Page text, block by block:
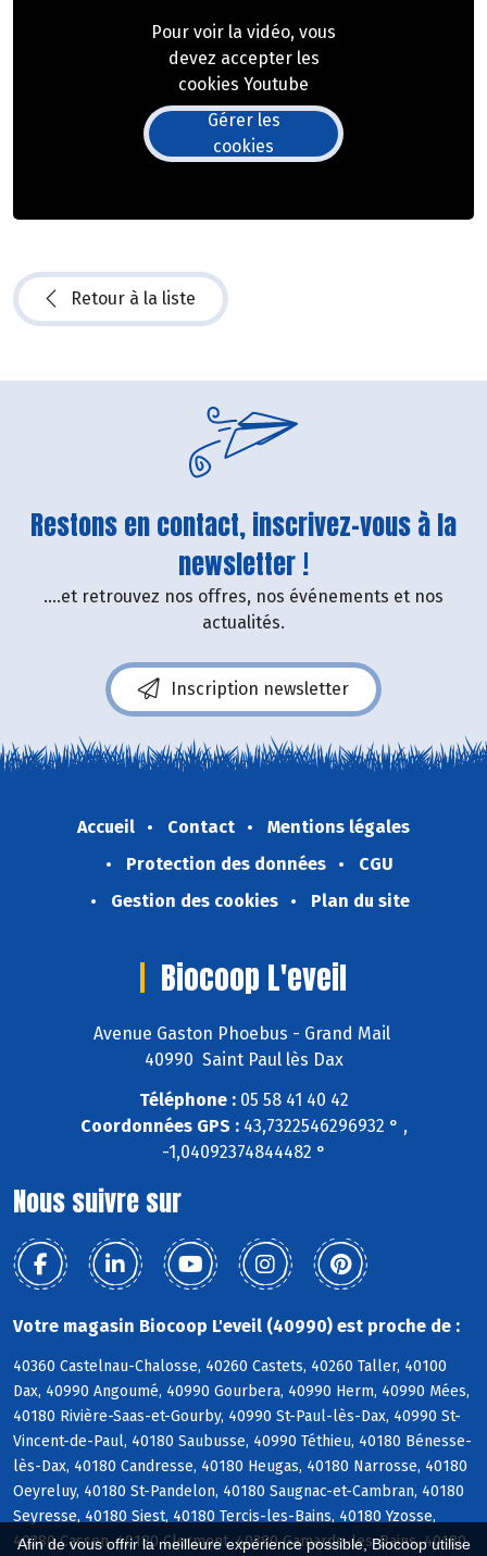
Afin de vous offrir la meilleure expérience possible, Biocoop utilise
Pour voir la vidéo, vous
devez accepter les
cookies Youtube
Gérer les
cookies
Retour à la liste
Restons en contact, inscrivez-vous à la
newsletter !
....et retrouvez nos offres, nos événements et nos
actualités.
Inscription newsletter
Accueil Contact
Mentions légales
Protection des données
CGU
Gestion des cookies
Plan du site
Biocoop L'eveil
Avenue Gaston Phoebus - Grand Mail
40990 Saint Paul lès Dax
Téléphone :05 58 41 40 42
Coordonnées GPS :43,7322546296932 ° ,
-1,04092374844482 °
Nous suivre sur
Votre magasin Biocoop L'eveil (40990) est proche de :
40360 Castelnau-Chalosse, 40260 Castets, 40260 Taller, 40100
Dax, 40990 Angoumé, 40990 Gourbera, 40990 Herm, 40990 Mées,
40180 Rivière-Saas-et-Gourby, 40990 St-Paul-lès-Dax, 40990 St-
Vincent-de-Paul, 40180 Saubusse, 40990 Téthieu, 40180 Bénesse-
lès-Dax, 40180 Candresse, 40180 Heugas, 40180 Narrosse, 40180
Oeyreluy, 40180 St-Pandelon, 40180 Saugnac-et-Cambran, 40180
Seyresse, 40180 Siest, 40180 Tercis-les-Bains, 40180 Yzosse,
40380 Cassen, 40180 Clermont, 40380 Gamarde-les-Bains, 40180